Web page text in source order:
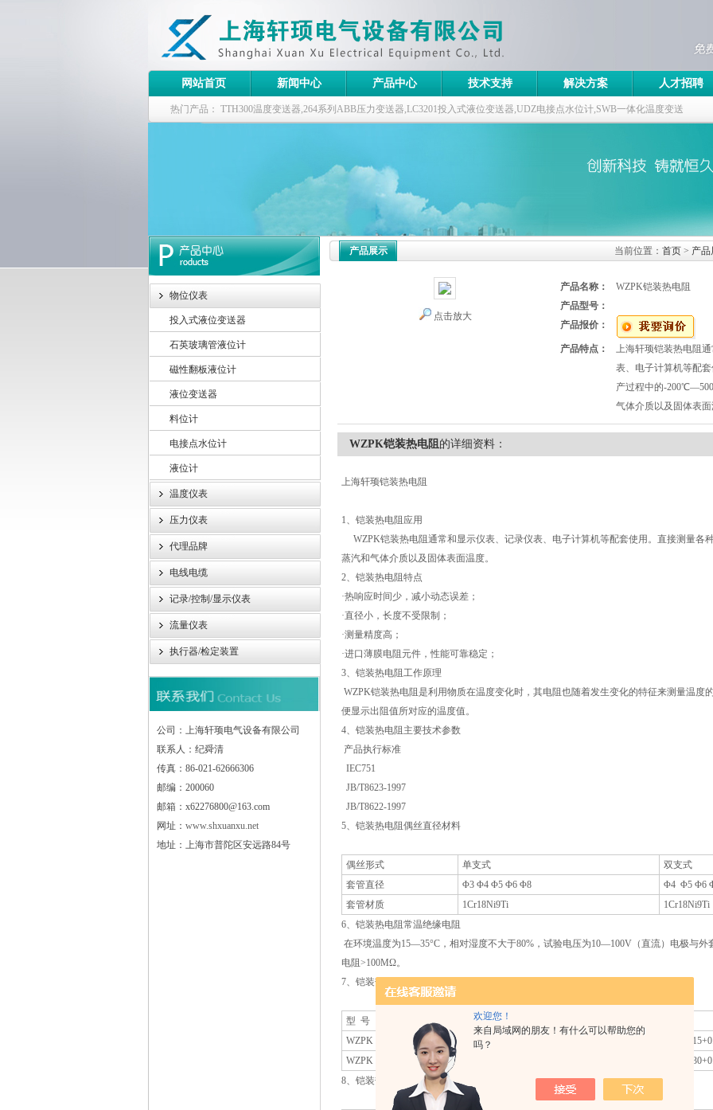
欢迎您！
来自局域网的朋友！有什么可以帮助您的
吗？
上海轩顼电气设备有限公司
网站首页 新闻中心 产品中心 技术支持 解决方案 人才招聘
热门产品： TTH300温度变送器,264系列ABB压力变送器,LC3201投入式液位变送器,UDZ电接点水位计,SWB一体化温度变送
物位仪表
投入式液位变送器
石英玻璃管液位计
磁性翻板液位计
液位变送器
料位计
电接点水位计
液位计
温度仪表
压力仪表
代理品牌
电线电缆
记录/控制/显示仪表
流量仪表
执行器/检定装置
公司：上海轩顼电气设备有限公司
联系人：纪舜清
传真：86-021-62666306
邮编：200060
邮箱：x62276800@163.com
网址： www.shxuanxu.net
地址：上海市普陀区安远路84号
产品展示 当前位置： 首页 > 产品
点击放大
产品名称：
WZPK铠装热电阻
产品型号：
产品报价：
产品特点：
上海轩顼铠装热电阻
表、电子计算机等配
产过程中的-
气体介质以及固体表
WZPK铠装热电阻的详细资料：
上海轩顼铠装热电阻
1、铠装热电阻应用
WZPK铠装热电阻通常和显示仪表、记录仪表、电子计算机等配套使用。直接测量
蒸汽和气体介质以及固体表面温度。
2、铠装热电阻特点
·热响应时间少，减小动态误差；
·直径小，长度不受限制；
·测量精度高；
·进口薄膜电阻元件，性能可靠稳定；
3、铠装热电阻工作原理
WZPK铠装热电阻是利用物质在温度变化时，其电阻也随着发生变化的特征来测量温度
便显示出阻值所对应的温度值。
4、铠装热电阻主要技术参数
产品执行标准
IEC751
JB/T8623-1997
JB/T8622-1997
5、铠装热电阻偶丝直径材料
偶丝形式 单支式
双支式
套管直径
Φ3 Φ4 Φ5 Φ6 Φ8
Φ4 Φ5 Φ6
套管材质
1Cr18Ni9Ti
1Cr18Ni9Ti
6、铠装热电阻常温绝缘电阻
在环境温度为15—35°C，相对湿度不大于80%，试验电压为10—100V（直流）电极与外
电阻>100MΩ。
7、铠装热电阻测温范围及温差
型 号 分 度 号 测温范围°C
WZPK
Pt100 -200­­-+500
±（
WZPK
Pt100
±（
8、铠装热电阻热响应时间